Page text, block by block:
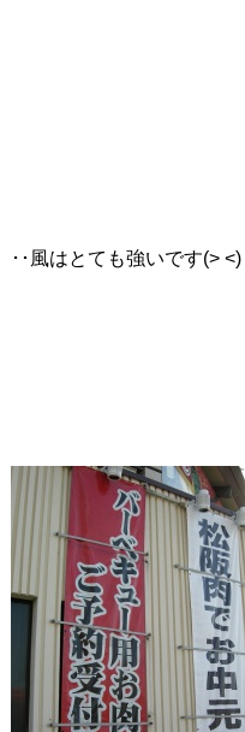
･･風はとても強いです(> <)